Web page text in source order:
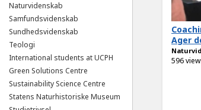
Naturvidenskab
Samfundsvidenskab
Sundhedsvidenskab
Teologi
International students at UCPH
Green Solutions Centre
Sustainability Science Centre
Statens Naturhistoriske Museum
Ager
596